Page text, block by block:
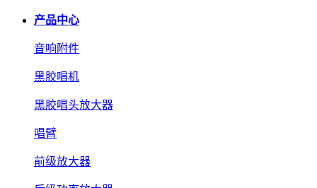
产品中心
音响附件
黑胶唱机
黑胶唱头放大器
唱臂
前级放大器